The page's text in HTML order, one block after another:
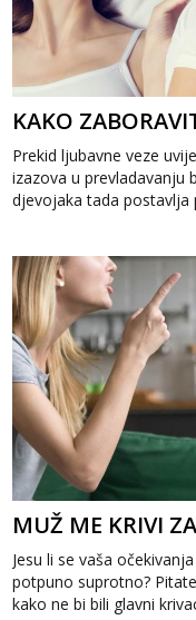
Tel: 064/
tel:0,93€ -
KAKO
Prekid ljubavne veze
izazova u prevladavanju
djevojaka tada postavlja
MUŽ ME KRIVI
Jesu li se vaša
potpuno suprotno?
kako ne bi bili glavni